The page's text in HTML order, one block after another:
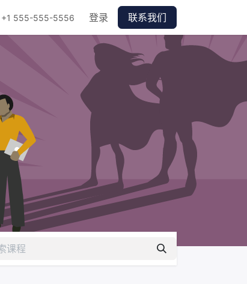
+1 555-555-5556 登录 联系我们